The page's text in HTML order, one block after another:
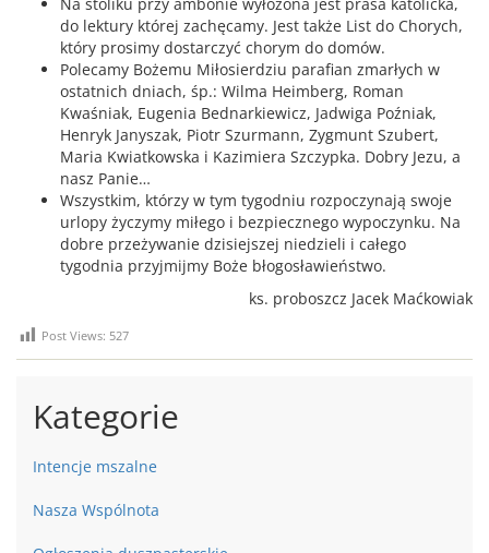
do lektury której zachęcamy. Jest także List do Chorych,
który prosimy dostarczyć chorym do domów.
Polecamy Bożemu Miłosierdziu parafian zmarłych w
ostatnich dniach, śp.: Wilma Heimberg, Roman
Kwaśniak, Eugenia Bednarkiewicz, Jadwiga Poźniak,
Henryk Janyszak, Piotr Szurmann, Zygmunt Szubert,
Maria Kwiatkowska i Kazimiera Szczypka. Dobry Jezu, a
nasz Panie…
Wszystkim, którzy w tym tygodniu rozpoczynają swoje
urlopy życzymy miłego i bezpiecznego wypoczynku. Na
dobre przeżywanie dzisiejszej niedzieli i całego
tygodnia przyjmijmy Boże błogosławieństwo.
ks. proboszcz Jacek Maćkowiak
Post Views: 527
Kategorie
Intencje mszalne
Nasza Wspólnota